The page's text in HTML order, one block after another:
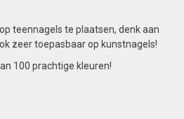
teennagels te plaatsen, denk aan
zeer toepasbaar op kunstnagels!
100 prachtige kleuren!